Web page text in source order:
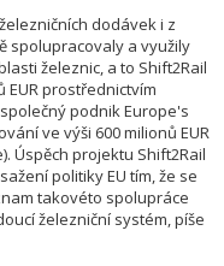
dodávek i z
spolupracovaly a využily
železnic, a to Shift2Rail
EUR prostřednictvím
podnik Europe's
ve výši 600 milionů EUR
Úspěch projektu Shift2Rail
politiky EU tím, že se
takovéto spolupráce
železniční systém, píše